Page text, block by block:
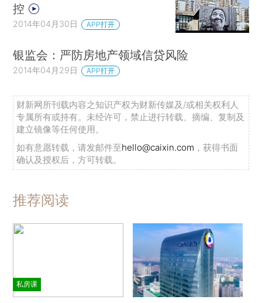
控
2014年04月30日 APP打开
银监会：严防房地产领域信贷风险
2014年04月29日 APP打开
财新网所刊载内容之知识产权为财新传媒及/或相关权利人
专属所有或持有。未经许可，禁止进行转载、摘编、复制及
建立镜像等任何使用。
如有意愿转载，请发邮件至hello@caixin.com ，获得书面
确认及授权后，方可转载。
推荐阅读
私房课